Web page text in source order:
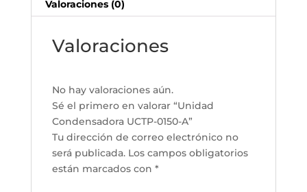
Valoraciones (0)
Valoraciones
No hay valoraciones aún.
Sé el primero en valorar “Unidad
Condensadora UCTP-0150-A”
Tu dirección de correo electrónico no
será publicada. Los campos obligatorios
están marcados con *